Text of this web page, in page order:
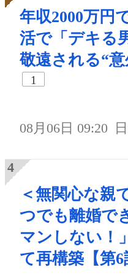
年収2000万円
活で「デキる
敬遠される“
1
08月06日 09:20
＜無関心な親
つでも離婚で
マンしない！
て再構築【第6